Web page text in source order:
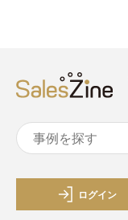
ログイン